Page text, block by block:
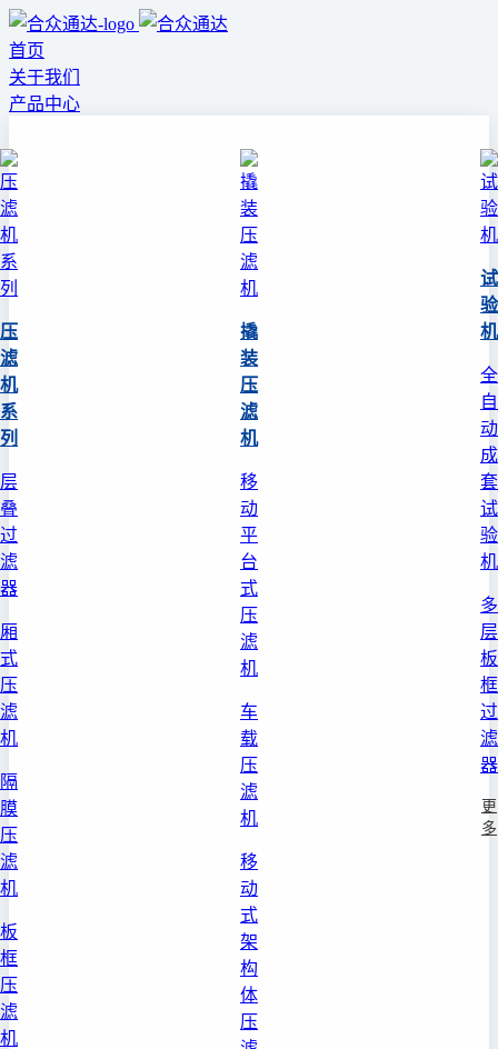
首页
关于我们
产品中心
压
滤
机
系
列
层
叠
过
滤
器
厢
式
压
滤
机
隔
膜
压
滤
机
板
框
压
滤
机
撬
装
压
滤
机
移
动
平
台
式
压
滤
机
车
载
压
滤
机
移
动
式
架
构
体
压
试
验
机
全
自
动
成
套
试
验
机
多
层
板
框
过
滤
器
更
多